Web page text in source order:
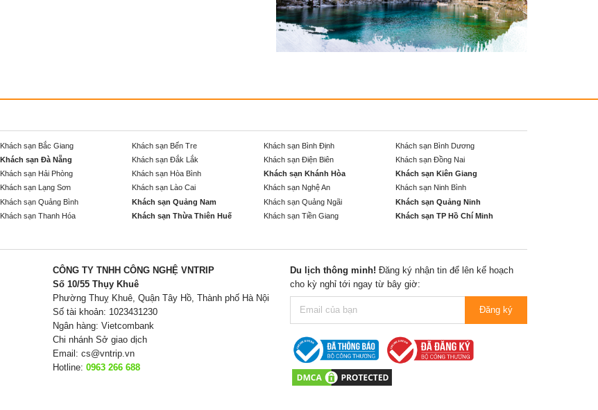
Khách sạn Bắc Giang Khách sạn Bến Tre Khách sạn Bình Định
Khách sạn Bình Dương
Khách sạn Đà Nẵng Khách sạn Đắk Lắk Khách sạn Điện Biên
Khách sạn Đồng Nai
Khách sạn Hải Phòng Khách sạn Hòa Bình Khách sạn Khánh Hòa
Khách sạn Kiên Giang
Khách sạn Lạng Sơn Khách sạn Lào Cai Khách sạn Nghệ An
Khách sạn Ninh Bình
Khách sạn Quảng Bình Khách sạn Quảng Nam Khách sạn Quảng Ngãi
Khách sạn Quảng Ninh
Khách sạn Thanh Hóa Khách sạn Thừa Thiên Huế Khách sạn Tiền Giang
Khách sạn TP Hồ Chí Minh
CÔNG TY TNHH CÔNG NGHỆ VNTRIP
Số 10/55 Thụy Khuê
Phường Thuỵ Khuê, Quận Tây Hồ, Thành phố Hà Nội
Số tài khoản: 1023431230
Ngân hàng: Vietcombank
Chi nhánh Sở giao dịch
Email: cs@vntrip.vn
Hotline: 0963 266 688
Du lịch thông minh! Đăng ký nhận tin để lên kế hoạch
cho kỳ nghỉ tới ngay từ bây giờ:
Đăng ký